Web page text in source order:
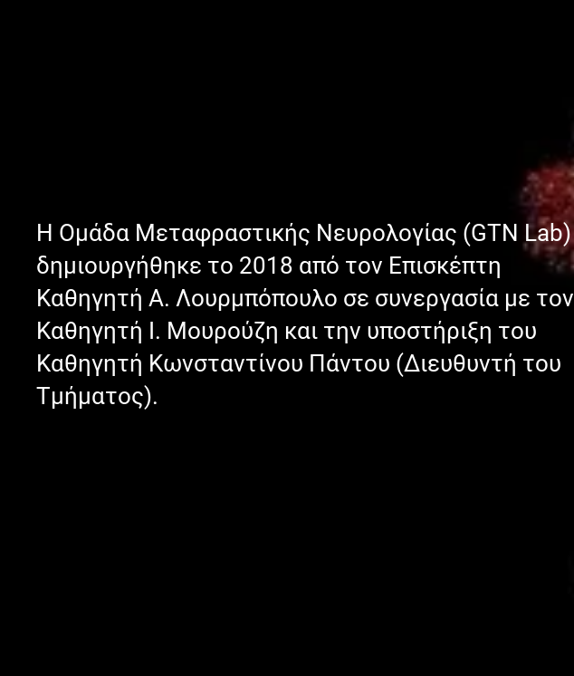
Η Ομάδα Μεταφραστικής Νευρολογίας (GTN Lab)
δημιουργήθηκε το 2018 από τον Επισκέπτη
Καθηγητή Α. Λουρμπόπουλο σε συνεργασία με τον
Καθηγητή Ι. Μουρούζη και την υποστήριξη του
Καθηγητή Κωνσταντίνου Πάντου (Διευθυντή του
Τμήματος).